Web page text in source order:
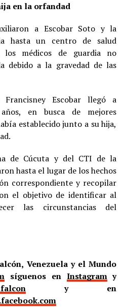
en la orfandad
a Escobar Soto y la
hasta un centro de salud
los médicos de guardia no
debido a la gravedad de las
Escobar llegó a
en busca de mejores
establecido junto a su hija,
de Cúcuta y del CTI de la
hasta el lugar de los hechos
correspondiente y recopilar
el objetivo de identificar al
las circunstancias del
Venezuela y el Mundo
síguenos en Instagramy
y en